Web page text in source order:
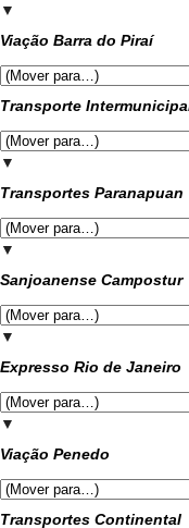
▼
Viação Barra do Piraí
Transporte
▼
Transportes Paranapuan
▼
Sanjoanense Campostur
▼
Expresso Rio de Janeiro
▼
Viação Penedo
Transportes Continental